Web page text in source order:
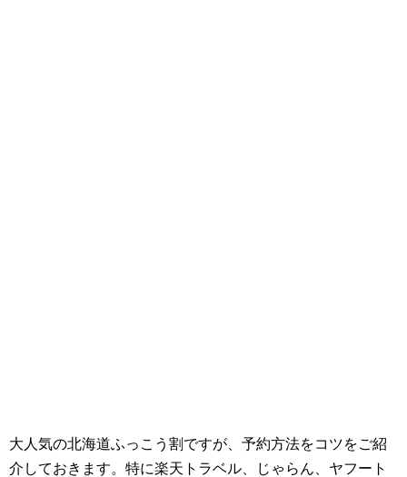
大人気の北海道ふっこう割ですが、予約方法をコツをご紹
介しておきます。特に楽天トラベル、じゃらん、ヤフート